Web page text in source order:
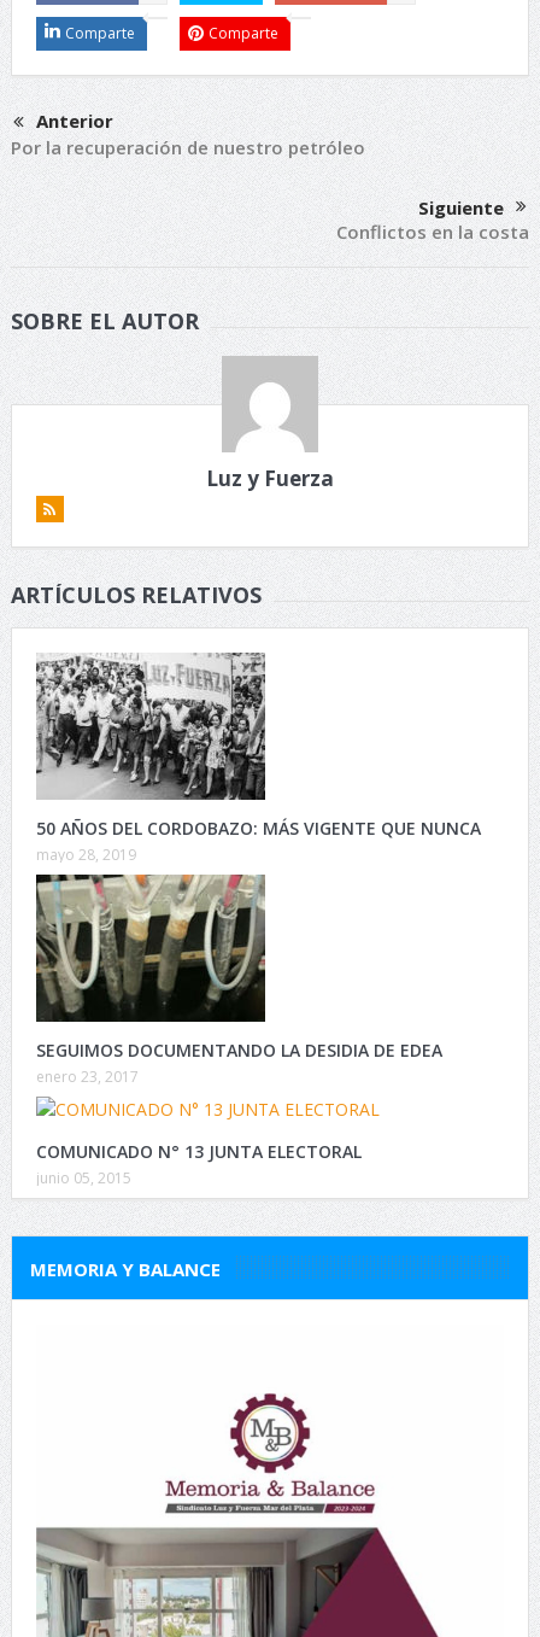
Comparte Comparte
Anterior
Por la recuperación de nuestro petróleo
Siguiente
Conflictos en la costa
SOBRE EL AUTOR
Luz y Fuerza
ARTÍCULOS RELATIVOS
50 AÑOS DEL CORDOBAZO: MÁS VIGENTE QUE NUNCA
mayo 28, 2019
SEGUIMOS DOCUMENTANDO LA DESIDIA DE EDEA
enero 23, 2017
COMUNICADO N° 13 JUNTA ELECTORAL
junio 05, 2015
MEMORIA Y BALANCE